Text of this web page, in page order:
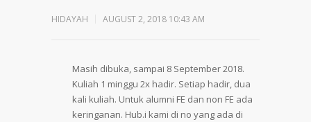
HIDAYAH AUGUST 2, 2018 10:43 AM
Masih dibuka, sampai 8 September 2018.
Kuliah 1 minggu 2x hadir. Setiap hadir, dua
kali kuliah. Untuk alumni FE dan non FE ada
keringanan. Hub.i kami di no yang ada di